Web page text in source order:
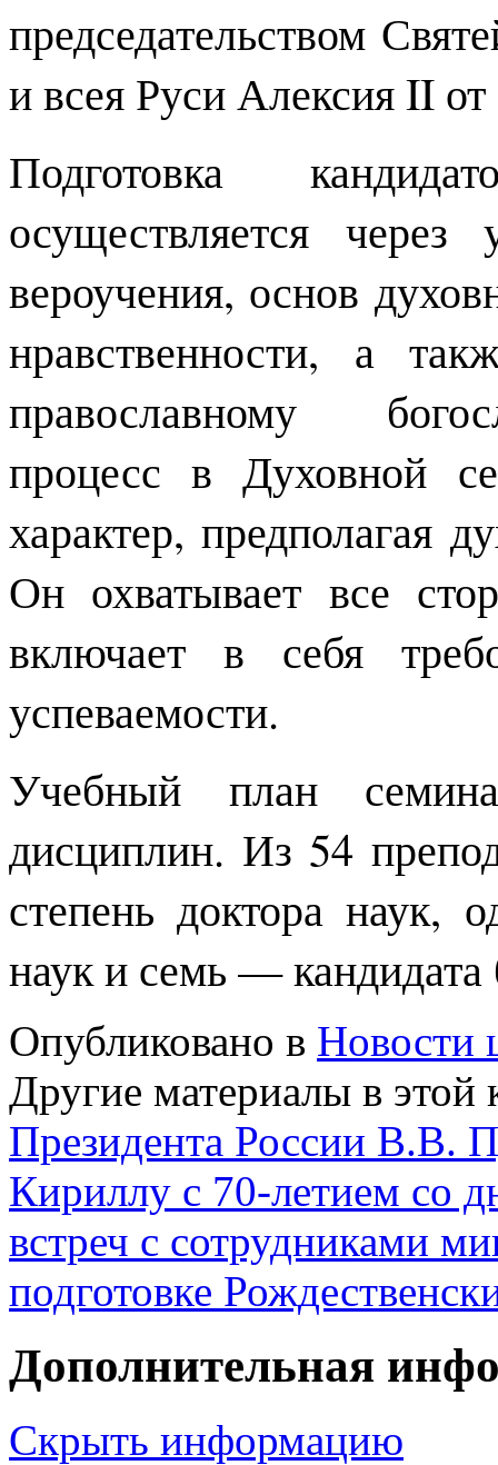
председательством
и всея Руси Алексия II
Подготовка
осуществляется через
вероучения, основ
нравственности, а
православному
процесс в Духовной
характер, предполагая
Он охватывает все
включает в себя
успеваемости.
Учебный план
дисциплин. Из 54
степень доктора наук,
наук и семь — кандидата
Опубликовано в Новости
Другие материалы в этой
Президента России В.В.
Кириллу с 70-летием со
встреч с сотрудниками
подготовке
Дополнительная
Скрыть информацию